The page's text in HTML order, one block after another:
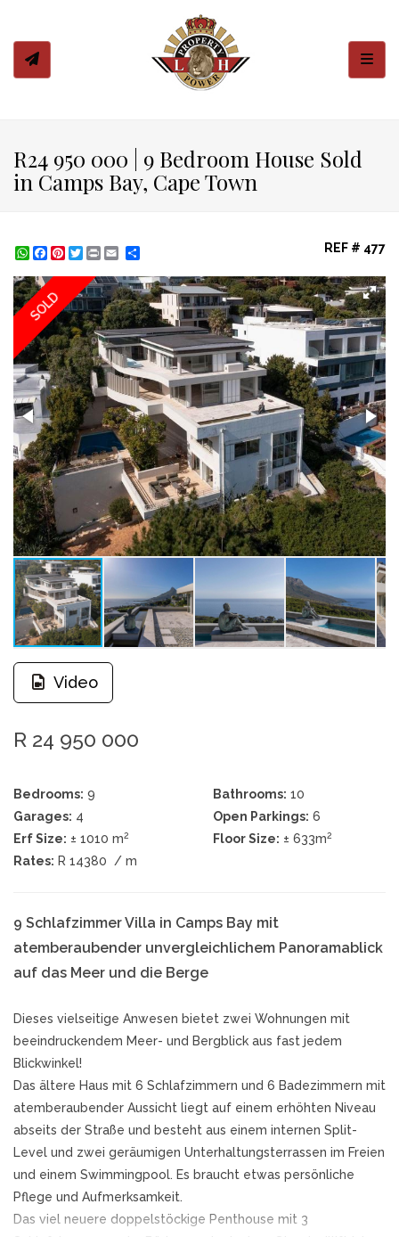
R24 950 000 | 9 Bedroom House Sold
in Camps Bay, Cape Town
WhatsApp
Facebook
Pinterest
Twitter
Print REF # 477
SOLD
Video
R 24 950 000
Bedrooms: 9 Bathrooms: 10
Garages: 4 Open Parkings: 6
Erf Size: ± 1010 m2 Floor Size: ± 633m2
Rates: R 14380 / m
9 Schlafzimmer Villa in Camps Bay mit
atemberaubender unvergleichlichem Panoramablick
auf das Meer und die Berge
Dieses vielseitige Anwesen bietet zwei Wohnungen mit
beeindruckendem Meer- und Bergblick aus fast jedem
Blickwinkel!
Das ältere Haus mit 6 Schlafzimmern und 6 Badezimmern mit
atemberaubender Aussicht liegt auf einem erhöhten Niveau
abseits der Straße und besteht aus einem internen Split-
Level und zwei geräumigen Unterhaltungsterrassen im Freien
und einem Swimmingpool. Es braucht etwas persönliche
Pflege und Aufmerksamkeit.
Das viel neuere doppelstöckige Penthouse mit 3